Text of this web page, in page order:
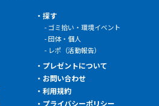
探す
ゴミ拾い・環境イベント
団体・個人
レポ（活動報告）
プレゼントについて
お問い合わせ
利用規約
プライバシーポリシー